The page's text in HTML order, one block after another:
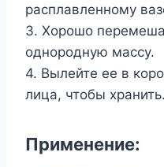
расплавленному
3. Хорошо
однородную массу.
4. Вылейте ее в
лица, чтобы хранить.
Применение: